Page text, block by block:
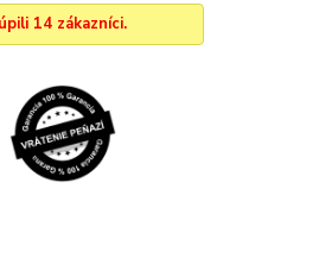
14 zákazníci.